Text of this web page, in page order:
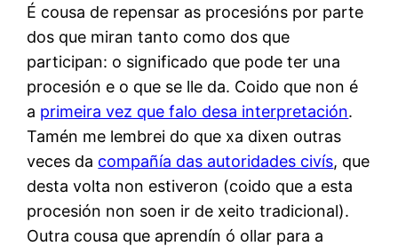
É cousa de repensar as procesións por parte
dos que miran tanto como dos que
participan: o significado que pode ter una
procesión e o que se lle da. Coido que non é
a primeira vez que falo desa interpretación.
Tamén me lembrei do que xa dixen outras
veces da compañía das autoridades civís, que
desta volta non estiveron (coido que a esta
procesión non soen ir de xeito tradicional).
Outra cousa que aprendín ó ollar para a